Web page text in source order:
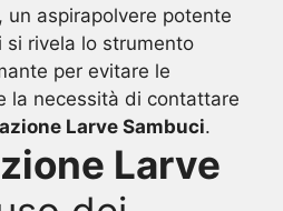
un aspirapolvere potente
rivela lo strumento
per evitare le
la necessità di contattare
Larve Sambuci.
Larve